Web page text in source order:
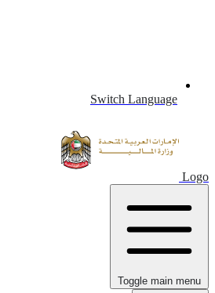
Switch Language
Logo
Toggle main menu